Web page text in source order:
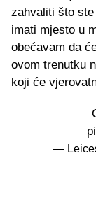
zahvaliti što
imati mjesto u
obećavam da
ovom trenutku
koji će
—